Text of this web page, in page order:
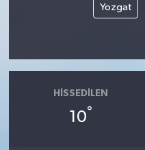
Yozgat
HISSEDILEN
10°